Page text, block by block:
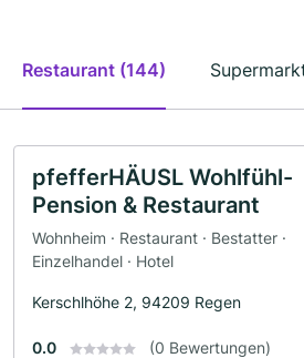
Restaurant (144)
pfefferHÄUSL Wohlfühl-
Pension & Restaurant
Wohnheim · Restaurant · Bestatter ·
Einzelhandel · Hotel
Kerschlhöhe 2, 94209 Regen
0.0 (0 Bewertungen)